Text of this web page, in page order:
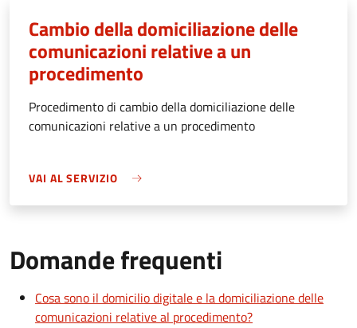
Cambio della domiciliazione delle
comunicazioni relative a un
procedimento
Procedimento di cambio della domiciliazione delle
comunicazioni relative a un procedimento
VAI AL SERVIZIO
Domande frequenti
Cosa sono il domicilio digitale e la domiciliazione delle
comunicazioni relative al procedimento?